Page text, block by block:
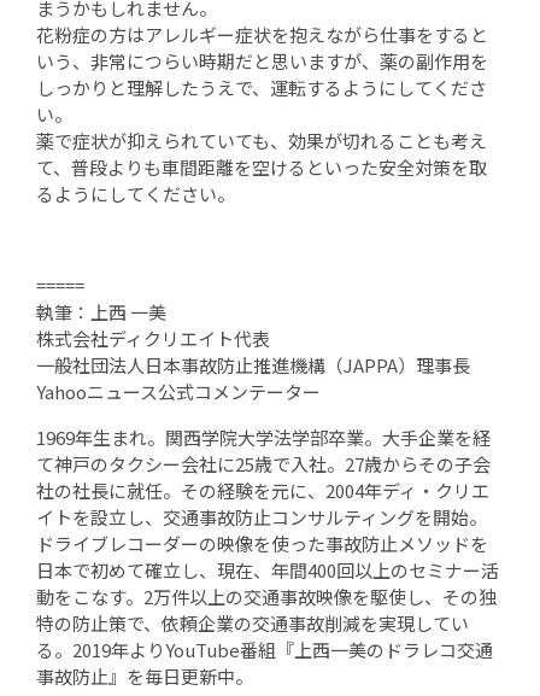
まうかもしれません。
花粉症の方はアレルギー症状を抱えながら仕事をすると
いう、非常につらい時期だと思いますが、薬の副作用を
しっかりと理解したうえで、運転するようにしてくださ
い。
薬で症状が抑えられていても、効果が切れることも考え
て、普段よりも車間距離を空けるといった安全対策を取
るようにしてください。
=====
執筆：上西 一美
株式会社ディクリエイト代表
一般社団法人日本事故防止推進機構（JAPPA）理事長
Yahooニュース公式コメンテーター
1969年生まれ。関西学院大学法学部卒業。大手企業を経
て神戸のタクシー会社に25歳で入社。27歳からその子会
社の社長に就任。その経験を元に、2004年ディ・クリエ
イトを設立し、交通事故防止コンサルティングを開始。
ドライブレコーダーの映像を使った事故防止メソッドを
日本で初めて確立し、現在、年間400回以上のセミナー活
動をこなす。2万件以上の交通事故映像を駆使し、その独
特の防止策で、依頼企業の交通事故削減を実現してい
る。2019年よりYouTube番組『上西一美のドラレコ交通
事故防止』を毎日更新中。